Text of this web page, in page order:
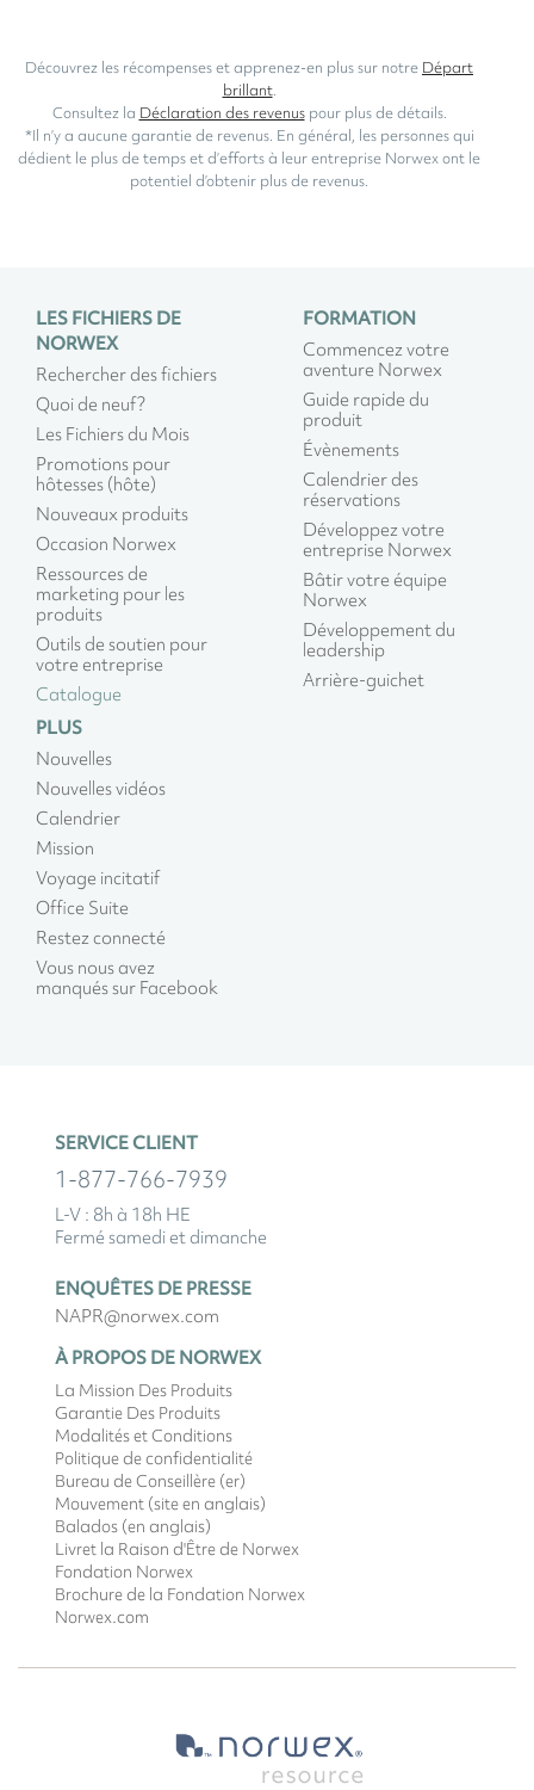
Découvrez les récompenses et apprenez-en plus sur notre Départ
brillant.
Consultez la Déclaration des revenuspour plus de détails.
*Il n’y a aucune garantie de revenus. En général, les personnes qui
dédient le plus de temps et d’efforts à leur entreprise Norwex ont le
potentiel d’obtenir plus de revenus.
LES FICHIERS DE
NORWEX
Rechercher des fichiers
Quoi de neuf?
Les Fichiers du Mois
Promotions pour
hôtesses (hôte)
Nouveaux produits
Occasion Norwex
Ressources de
marketing pour les
produits
Outils de soutien pour
votre entreprise
Catalogue
FORMATION
Commencez votre
aventure Norwex
Guide rapide du
produit
Évènements
Calendrier des
réservations
Développez votre
entreprise Norwex
Bâtir votre équipe
Norwex
Développement du
leadership
Arrière-guichet
PLUS
Nouvelles
Nouvelles vidéos
Calendrier
Mission
Voyage incitatif
Office Suite
Restez connecté
Vous nous avez
manqués sur Facebook
SERVICE CLIENT
1-877-766-7939
L-V : 8h à 18h HE
Fermé samedi et dimanche
ENQUÊTES DE PRESSE
NAPR@norwex.com
À PROPOS DE NORWEX
La Mission Des Produits
Garantie Des Produits
Modalités et Conditions
Politique de confidentialité
Bureau de Conseillère (er)
Mouvement (site en anglais)
Balados (en anglais)
Livret la Raison d'Être de Norwex
Fondation Norwex
Brochure de la Fondation Norwex
Norwex.com